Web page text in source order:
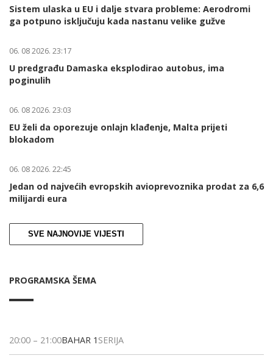
Sistem ulaska u EU i dalje stvara probleme: Aerodromi
ga potpuno isključuju kada nastanu velike gužve
06. 08 2026. 23:17
U predgrađu Damaska eksplodirao autobus, ima
poginulih
06. 08 2026. 23:03
EU želi da oporezuje onlajn klađenje, Malta prijeti
blokadom
06. 08 2026. 22:45
Jedan od najvećih evropskih avioprevoznika prodat za 6,6
milijardi eura
SVE NAJNOVIJE VIJESTI
PROGRAMSKA ŠEMA
20:00 – 21:00BAHAR 1 SERIJA